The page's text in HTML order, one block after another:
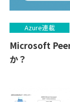
Azure連載
Microsoft
か？